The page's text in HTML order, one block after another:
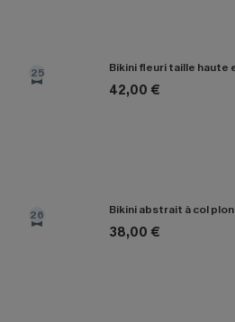
25 Bikini fleuri taille
42,00 €
26 Bikini abstrait à col
38,00 €